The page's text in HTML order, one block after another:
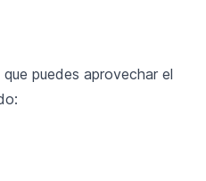
puedes aprovechar el